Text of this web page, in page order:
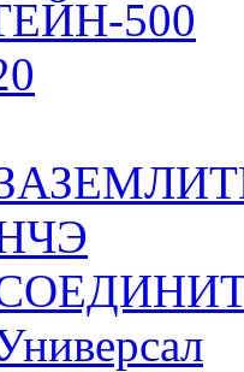
500